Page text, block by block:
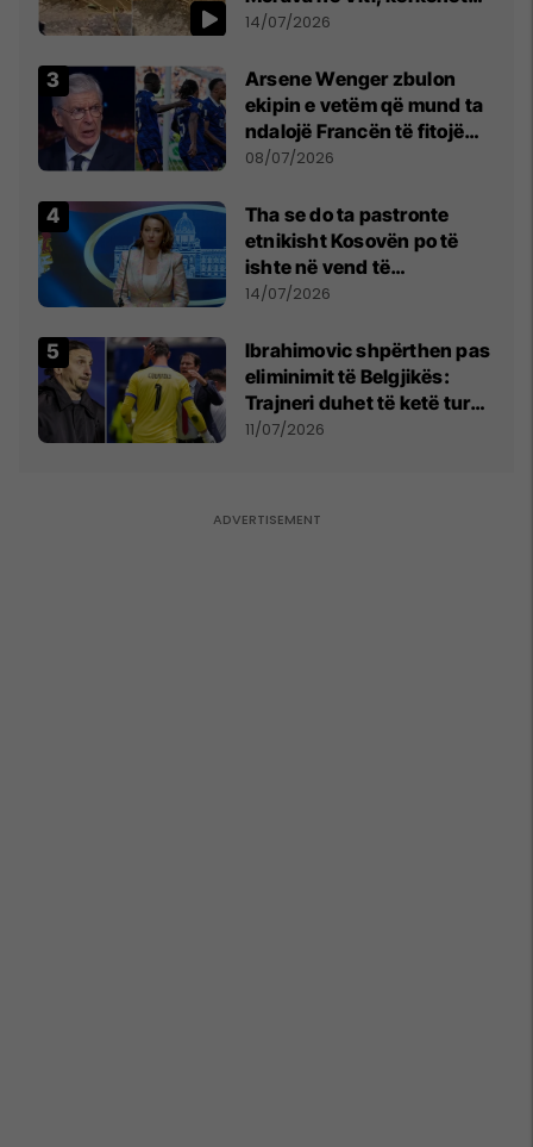
kujdes nga qytetarët
14/07/2026
Arsene Wenger zbulon
ekipin e vetëm që mund ta
ndalojë Francën të fitojë
Kupën e Botës
08/07/2026
Tha se do ta pastronte
etnikisht Kosovën po të
ishte në vend të
Millosheviqit, Lëvizja e
kërkon shkarkimin e
menjëhershëm të
Snezhana Paunoviq
14/07/2026
Ibrahimovic shpërthen pas
eliminimit të Belgjikës:
Trajneri duhet të ketë turp,
ai lojtar se meritoi të luante
11/07/2026